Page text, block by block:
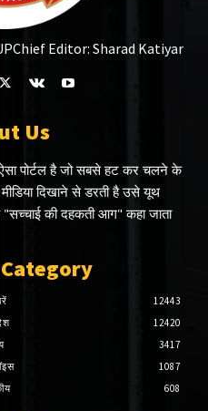
Chief Editor: Sharad Katiyar
Us
ऐसा पोर्टल है जो सबसे हट कर चलने के
दिखाने से डरती है उसे यूथ
की दहकती आग" कहा जाता
12443
12420
3417
1087
608